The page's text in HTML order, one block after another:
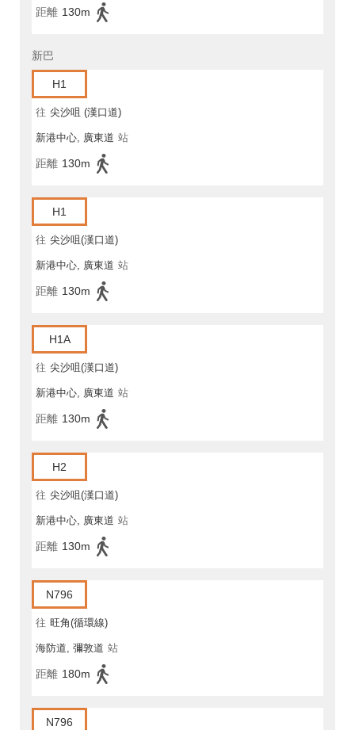
距離 130m
新巴
H1
往 尖沙咀 (漢口道)
新港中心, 廣東道 站
距離 130m
H1
往 尖沙咀(漢口道)
新港中心, 廣東道 站
距離 130m
H1A
往 尖沙咀(漢口道)
新港中心, 廣東道 站
距離 130m
H2
往 尖沙咀(漢口道)
新港中心, 廣東道 站
距離 130m
N796
往 旺角(循環線)
海防道, 彌敦道 站
距離 180m
N796